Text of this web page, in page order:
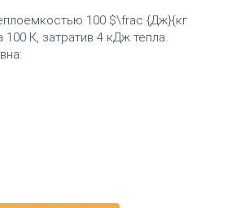
100 $\frac {Дж}{кг
К, затратив 4 кДж тепла.